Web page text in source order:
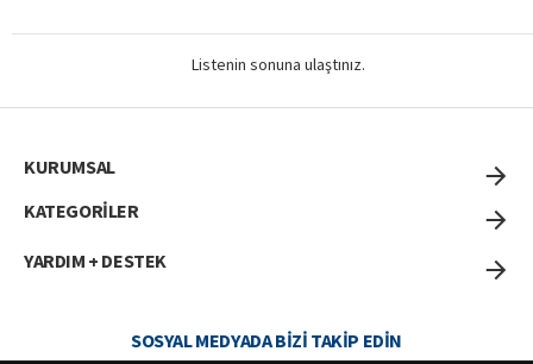
Listenin sonuna ulaştınız.
KURUMSAL
KATEGORİLER
YARDIM + DESTEK
SOSYAL MEDYADA BIZI TAKIP EDIN